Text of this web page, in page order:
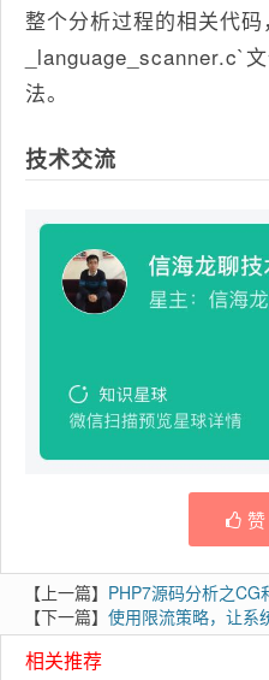
整个分析过程的相关代
_language_scanner.c`
法。
技术交流
赞
【上一篇】 PHP7源码分析之CG
【下一篇】 使用限流策略，让系
相关推荐